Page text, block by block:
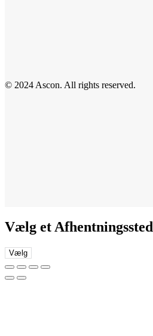
© 2024 Ascon. All rights reserved.
Vælg et Afhentningssted
Vælg